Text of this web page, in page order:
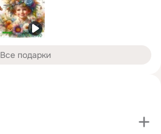
Все подарки